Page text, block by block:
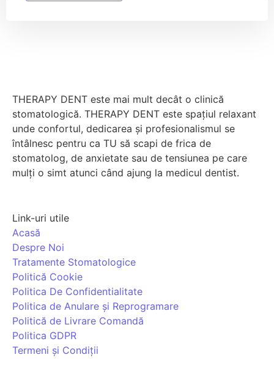
THERAPY DENT este mai mult decât o clinică
stomatologică. THERAPY DENT este spațiul relaxant
unde confortul, dedicarea și profesionalismul se
întâlnesc pentru ca TU să scapi de frica de
stomatolog, de anxietate sau de tensiunea pe care
mulți o simt atunci când ajung la medicul dentist.
Link-uri utile
Acasă
Despre Noi
Tratamente Stomatologice
Politică Cookie
Politica De Confidentialitate
Politica de Anulare și Reprogramare
Politică de Livrare Comandă
Politica GDPR
Termeni și Condiții